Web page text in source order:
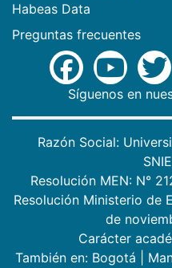
Habeas Data
Preguntas frecuentes
Síguenos en
Razón Social:
Resolución MEN: N°
Resolución Ministerio de
de
Carácter
También en: Bogotá